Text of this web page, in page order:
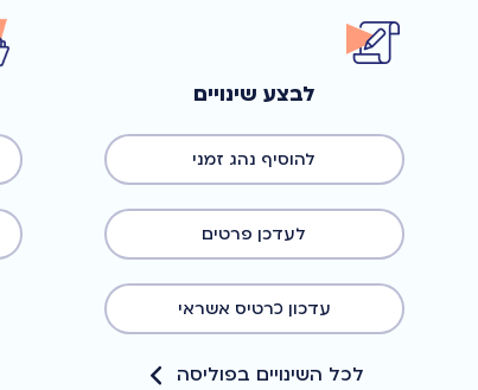
לבצע שינויים
להוסיף נהג זמני
לעדכן פרטים
עדכון כרטיס אשראי
לכל השינויים בפוליסה